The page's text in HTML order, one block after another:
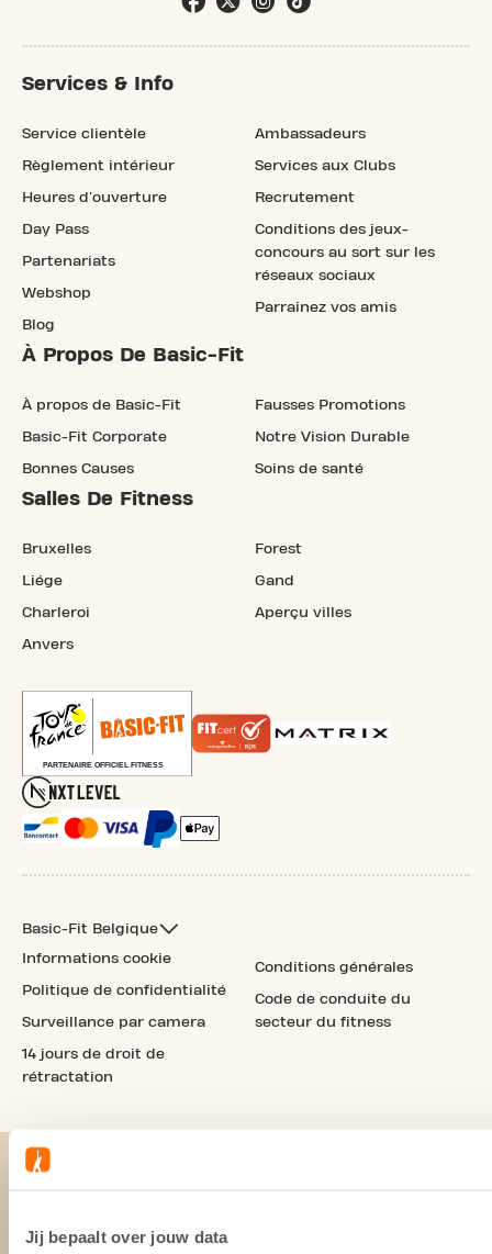
Jij bepaalt over jouw data
Services & Info
Service clientèle
Règlement intérieur
Heures d'ouverture
Day Pass
Partenariats
Webshop
Blog
Ambassadeurs
Services aux Clubs
Recrutement
Conditions des jeux-
concours au sort sur les
réseaux sociaux
Parrainez vos amis
À Propos De Basic-Fit
À propos de Basic-Fit
Basic-Fit Corporate
Bonnes Causes
Fausses Promotions
Notre Vision Durable
Soins de santé
Salles De Fitness
Bruxelles
Liége
Charleroi
Anvers
Forest
Gand
Aperçu villes
Basic-Fit Belgique
Informations cookie
Politique de confidentialité
Surveillance par camera
14 jours de droit de
rétractation
Conditions générales
Code de conduite du
secteur du fitness